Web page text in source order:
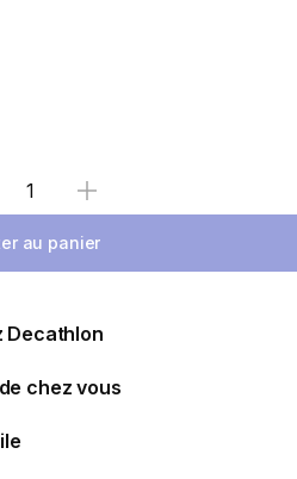
Sélectionnez la quantité
au panier
Decathlon
chez vous